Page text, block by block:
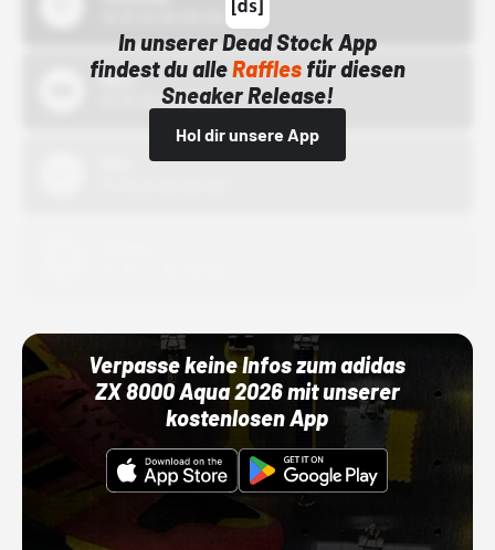
In unserer Dead Stock App
findest du alleRafflesfür diesen
Sneaker Release!
Hol dir unsere App
Bstn
01.10.22 00:00 Uhr
Verpasse keine Infos zum adidas
ZX 8000 Aqua 2026 mit unserer
kostenlosen App